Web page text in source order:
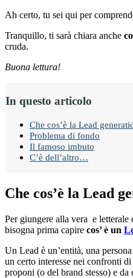
Ah certo, tu sei qui per
Tranquillo, ti sarà chiara anche
cruda.
Buona lettura!
In questo articolo
Che cos’è la Lead
Problema di fondo
Il famoso imbuto
C’è dell’altro…
Che cos’è la Lead
Per giungere alla vera e
bisogna prima capire cos’ è un
Un Lead è un’entità, una
un certo interesse nei confronti
proponi (o del brand stesso) e da